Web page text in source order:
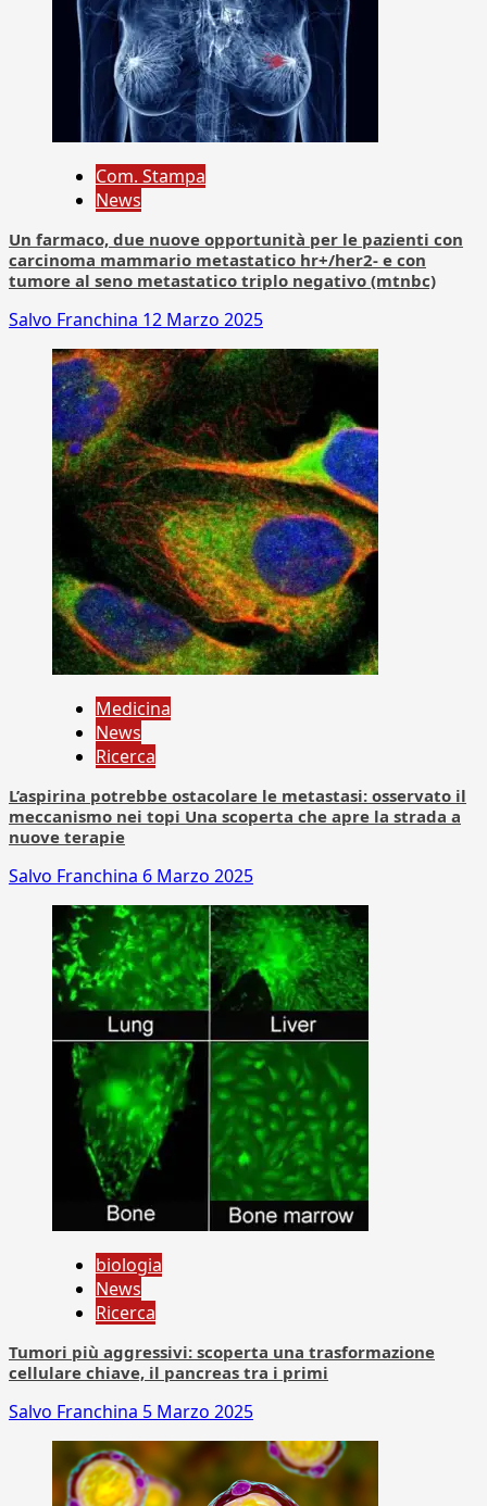
Com. Stampa
News
Un farmaco, due nuove opportunità per le pazienti con
carcinoma mammario metastatico hr+/her2- e con
tumore al seno metastatico triplo negativo (mtnbc)
Salvo Franchina 12 Marzo 2025
Medicina
News
Ricerca
L’aspirina potrebbe ostacolare le metastasi: osservato il
meccanismo nei topi Una scoperta che apre la strada a
nuove terapie
Salvo Franchina 6 Marzo 2025
biologia
News
Ricerca
Tumori più aggressivi: scoperta una trasformazione
cellulare chiave, il pancreas tra i primi
Salvo Franchina 5 Marzo 2025